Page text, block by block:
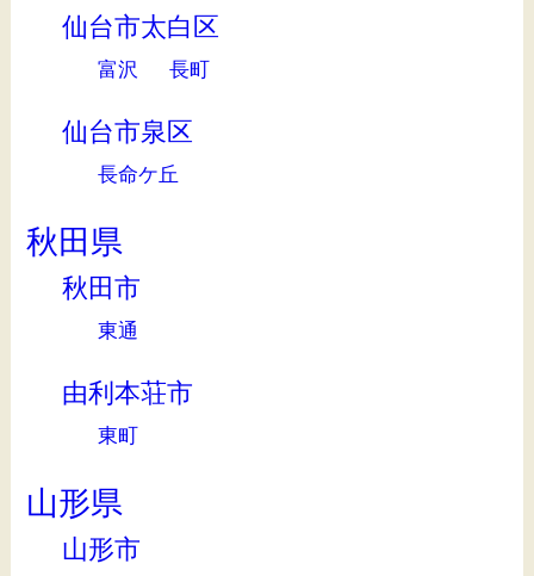
仙台市太白区
富沢 長町
仙台市泉区
長命ケ丘
秋田県
秋田市
東通
由利本荘市
東町
山形県
山形市